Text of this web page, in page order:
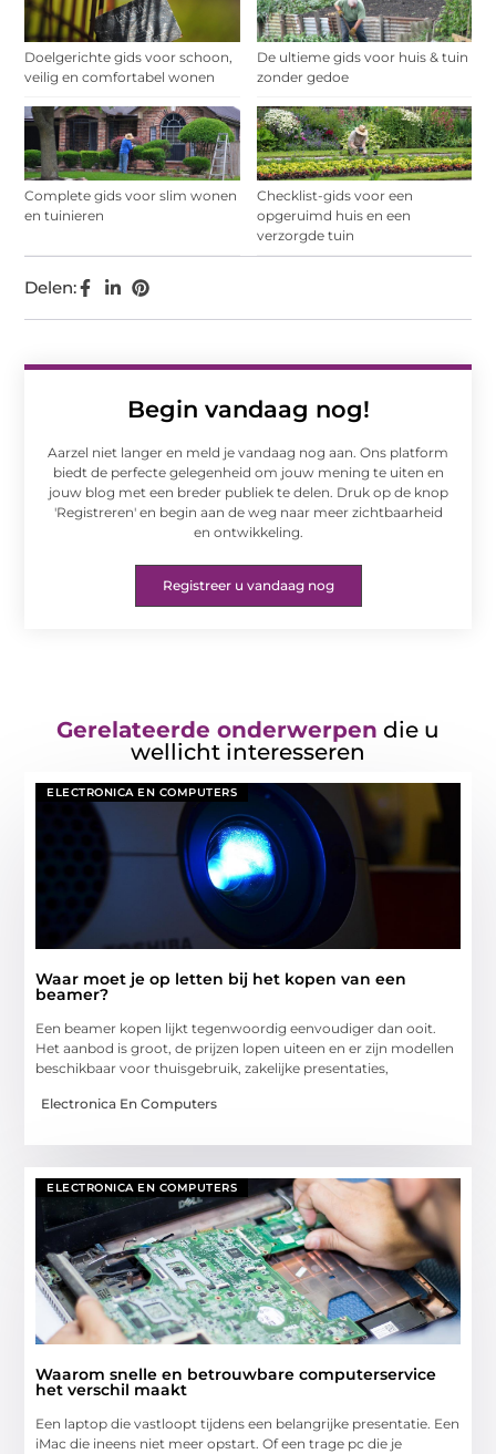
Doelgerichte gids voor schoon,
veilig en comfortabel wonen
De ultieme gids voor huis & tuin
zonder gedoe
Complete gids voor slim wonen
en tuinieren
Checklist-gids voor een
opgeruimd huis en een
verzorgde tuin
Begin vandaag nog!
Aarzel niet langer en meld je vandaag nog aan. Ons platform
biedt de perfecte gelegenheid om jouw mening te uiten en
jouw blog met een breder publiek te delen. Druk op de knop
'Registreren' en begin aan de weg naar meer zichtbaarheid
en ontwikkeling.
Registreer u vandaag nog
Delen:
Gerelateerde onderwerpen die u
wellicht interesseren
ELECTRONICA EN COMPUTERS
Waar moet je op letten bij het kopen van een
beamer?
Een beamer kopen lijkt tegenwoordig eenvoudiger dan ooit.
Het aanbod is groot, de prijzen lopen uiteen en er zijn modellen
beschikbaar voor thuisgebruik, zakelijke presentaties,
Electronica En Computers
ELECTRONICA EN COMPUTERS
Waarom snelle en betrouwbare computerservice
het verschil maakt
Een laptop die vastloopt tijdens een belangrijke presentatie. Een
iMac die ineens niet meer opstart. Of een trage pc die je